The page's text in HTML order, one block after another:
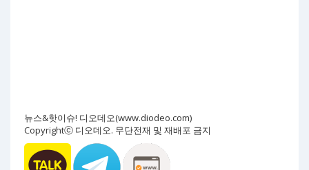
뉴스&핫이슈! 디오데오(www.diodeo.com)
Copyrightⓒ 디오데오. 무단전재 및 재배포 금지